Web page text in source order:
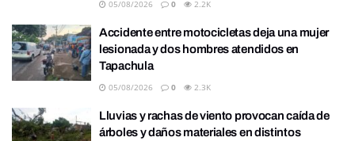
05/08/2026 0 2.2K
Accidente entre motocicletas deja una mujer
lesionada y dos hombres atendidos en
Tapachula
05/08/2026 0 2.3K
Lluvias y rachas de viento provocan caída de
árboles y daños materiales en distintos